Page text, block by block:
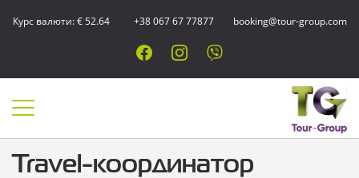
Курс валюти: € 52.64 +38 067 67 77877 booking@tour-group.com
Travel-координатор